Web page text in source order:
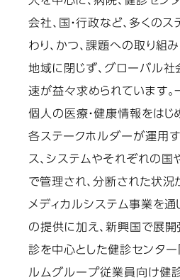
会社、国・行政など、多くの
わり、かつ、課題への取り組
地域に閉じず、グローバル社
速が益々求められています。
個人の医療・健康情報をはじ
各ステークホルダーが運用
ス、システムやそれぞれの国
で管理され、分断された状況
メディカルシステム事業を
の提供に加え、新興国で展
診を中心とした健診センター
ルムグループ従業員向け健